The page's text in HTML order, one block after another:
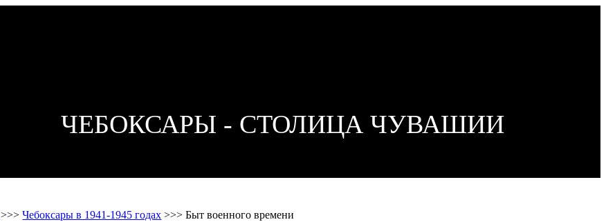
ЧЕБОКСАРЫ - СТОЛИЦА ЧУВАШИИ
>>>Чебоксары в 1941-1945 годах >>>Быт военного времени